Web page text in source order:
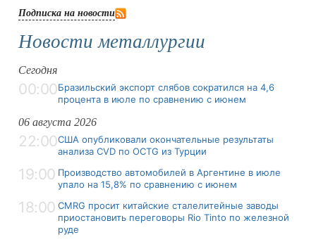
Подписка на новости
Новости металлургии
Сегодня
00:00Бразильский экспорт слябов сократился на 4,6
процента в июле по сравнению с июнем
06 августа 2026
22:00США опубликовали окончательные результаты
анализа CVD по OCTG из Турции
19:00 Производство автомобилей в Аргентине в июле
упало на 15,8% по сравнению с июнем
18:00 CMRG просит китайские сталелитейные заводы
приостановить переговоры Rio Tinto по железной
руде